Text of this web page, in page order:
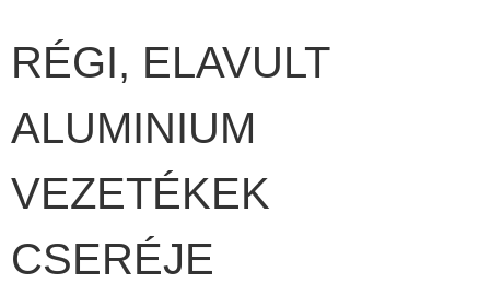
RÉGI, ELAVULT
ALUMINIUM
VEZETÉKEK
CSERÉJE